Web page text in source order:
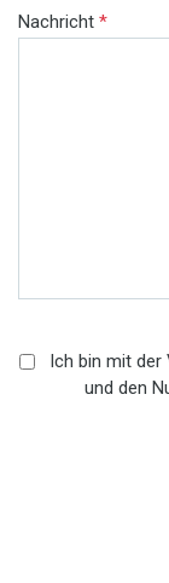
Nachricht *
Ich bin mit der
und den